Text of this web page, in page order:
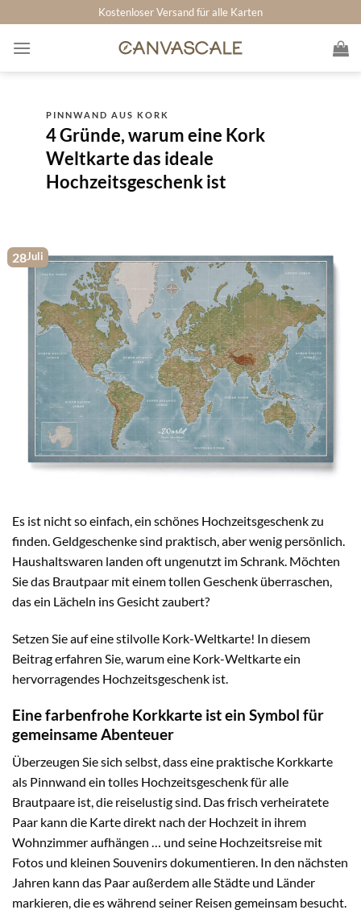
springen
Kostenloser Versand für alle Karten
PINNWAND AUS KORK
4 Gründe, warum eine Kork
Weltkarte das ideale
Hochzeitsgeschenk ist
28Juli
Es ist nicht so einfach, ein schönes Hochzeitsgeschenk zu
finden. Geldgeschenke sind praktisch, aber wenig persönlich.
Haushaltswaren landen oft ungenutzt im Schrank. Möchten
Sie das Brautpaar mit einem tollen Geschenk überraschen,
das ein Lächeln ins Gesicht zaubert?
Setzen Sie auf eine stilvolle Kork-Weltkarte! In diesem
Beitrag erfahren Sie, warum eine Kork-Weltkarte ein
hervorragendes Hochzeitsgeschenk ist.
Eine farbenfrohe Korkkarte ist ein Symbol für
gemeinsame Abenteuer
Überzeugen Sie sich selbst, dass eine praktische Korkkarte
als Pinnwand ein tolles Hochzeitsgeschenk für alle
Brautpaare ist, die reiselustig sind. Das frisch verheiratete
Paar kann die Karte direkt nach der Hochzeit in ihrem
Wohnzimmer aufhängen … und seine Hochzeitsreise mit
Fotos und kleinen Souvenirs dokumentieren. In den nächsten
Jahren kann das Paar außerdem alle Städte und Länder
markieren, die es während seiner Reisen gemeinsam besucht.